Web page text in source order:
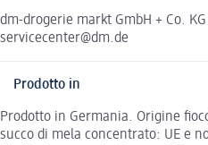
dm-drogerie markt GmbH + Co.
servicecenter@dm.de
Prodotto in
Prodotto in Germania. Origine
succo di mela concentrato: UE e